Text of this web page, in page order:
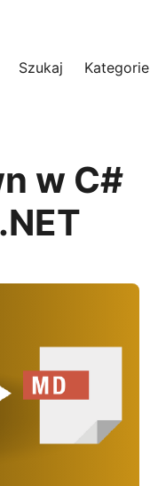
Szukaj Kategorie
w C#